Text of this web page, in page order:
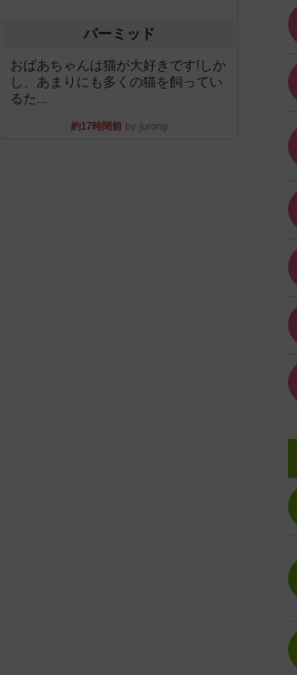
パーミッド
おばあちゃんは猫が大好きです!しか
し、あまりにも多くの猫を飼ってい
るた...
約17時間前by jurong